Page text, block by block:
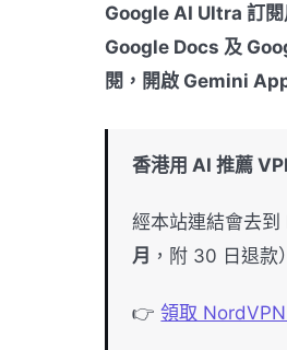
Google AI Ultra 訂
Google Docs 及
閱，開啟 Gemini
香港用 AI 推薦
經本站連結會去
月 ，附 30 日退款
👉領取